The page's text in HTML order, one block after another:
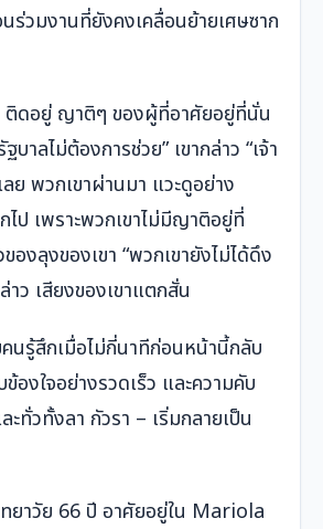
ร่วมงานที่ยังคงเคลื่อนย้ายเศษซาก
ติดอยู่ ญาติๆ ของผู้ที่อาศัยอยู่ที่นั่น
บาลไม่ต้องการช่วย” เขากล่าว “เจ้า
ย พวกเขาผ่านมา แวะดูอย่าง
ไป เพราะพวกเขาไม่มีญาติอยู่ที่
องลุงของเขา “พวกเขายังไม่ได้ดึง
าว เสียงของเขาแตกสั่น
นรู้สึกเมื่อไม่กี่นาทีก่อนหน้านี้กลับ
องใจอย่างรวดเร็ว และความคับ
ทั่วทั้งลา กัวรา – เริ่มกลายเป็น
ยาวัย 66 ปี อาศัยอยู่ใน Mariola